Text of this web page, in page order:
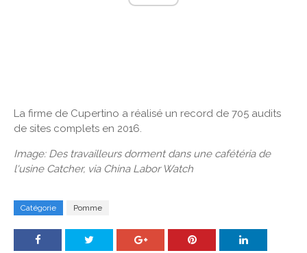
La firme de Cupertino a réalisé un record de 705 audits
de sites complets en 2016.
Image: Des travailleurs dorment dans une cafétéria de
l'usine Catcher, via China Labor Watch
Catégorie Pomme